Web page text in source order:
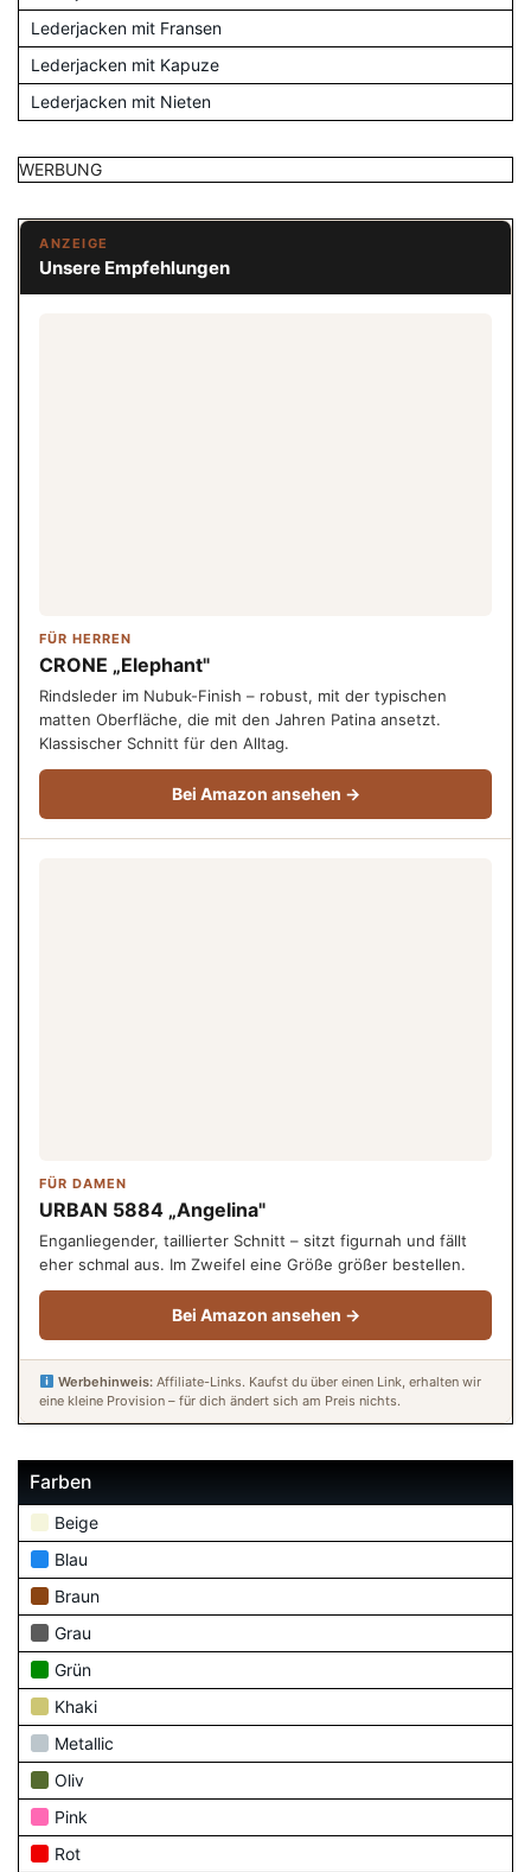
Lederjacken mit Fransen
Lederjacken mit Kapuze
Lederjacken mit Nieten
WERBUNG
ANZEIGE
Unsere Empfehlungen
FÜR HERREN
CRONE „Elephant"
Rindsleder im Nubuk-Finish – robust, mit der typischen
matten Oberfläche, die mit den Jahren Patina ansetzt.
Klassischer Schnitt für den Alltag.
Bei Amazon ansehen →
FÜR DAMEN
URBAN 5884 „Angelina"
Enganliegender, taillierter Schnitt – sitzt figurnah und fällt
eher schmal aus. Im Zweifel eine Größe größer bestellen.
Bei Amazon ansehen →
Werbehinweis:Affiliate-Links. Kaufst du über einen Link, erhalten wir
eine kleine Provision – für dich ändert sich am Preis nichts.
Farben
Beige
Blau
Braun
Grau
Grün
Khaki
Metallic
Oliv
Pink
Rot